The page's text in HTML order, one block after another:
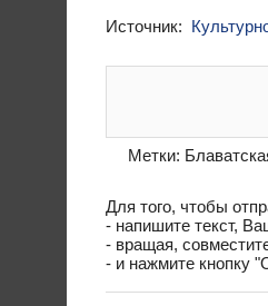
Источник:
Метки:
Для того, чтобы
- напишите текст,
- вращая,
- и нажмите кнопку